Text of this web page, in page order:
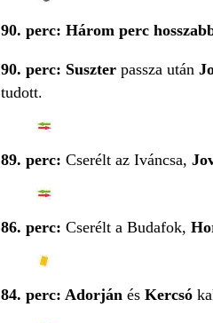
90. perc: Három perc
90. perc: Suszter passza után
tudott.
89. perc: Cserélt az Iváncsa,
86. perc: Cserélt a Budafok,
84. perc: Adorján és Kercsó